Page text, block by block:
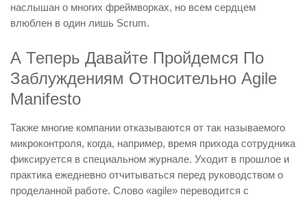
наслышан о многих фреймворках, но всем сердцем
влюблен в один лишь Scrum.
А Теперь Давайте Пройдемся По
Заблуждениям Относительно Agile
Manifesto
Также многие компании отказываются от так называемого
микроконтроля, когда, например, время прихода сотрудника
фиксируется в специальном журнале. Уходит в прошлое и
практика ежедневно отчитываться перед руководством о
проделанной работе. Слово «agile» переводится с